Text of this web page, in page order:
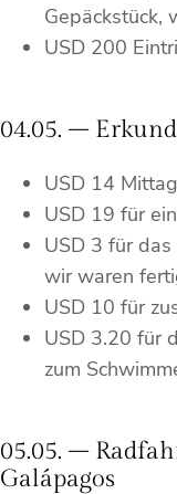
Gepäckstück,
USD 200
04.05. –
USD 14
USD 19 für
USD 3 für
wir waren
USD 10 für
USD 3.20 für
zum
05.05. –
Galápagos